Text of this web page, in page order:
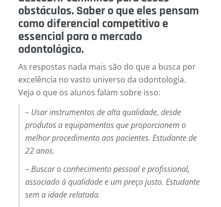
obstáculos. Saber o que eles pensam
como diferencial competitivo e
essencial para o mercado
odontológico.
As respostas nada mais são do que a busca por
excelência no vasto universo da odontologia.
Veja o que os alunos falam sobre isso:
– Usar instrumentos de alta qualidade, desde
produtos a equipamentos que proporcionem o
melhor procedimento aos pacientes. Estudante de
22 anos.
– Buscar o conhecimento pessoal e profissional,
associado à qualidade e um preço justo. Estudante
sem a idade relatada.